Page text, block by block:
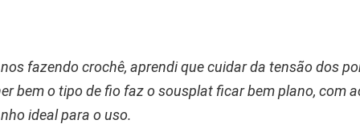
fazendo crochê, aprendi que cuidar da tensão dos
bem o tipo de fio faz o sousplat ficar bem plano, com
ideal para o uso.